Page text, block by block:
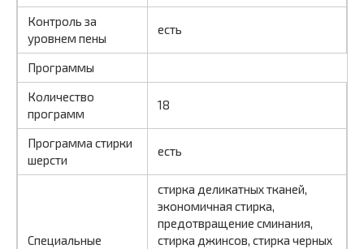
Контроль за
уровнем пены
есть
Программы
Количество
программ
18
Программа стирки
шерсти
есть
Специальные
стирка деликатных тканей,
экономичная стирка,
предотвращение сминания,
стирка джинсов, стирка черных